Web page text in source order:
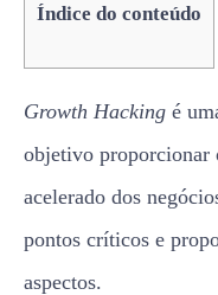
Índice do conteúdo
Growth Hacking é
objetivo proporcionar
acelerado dos
pontos críticos e
aspectos.